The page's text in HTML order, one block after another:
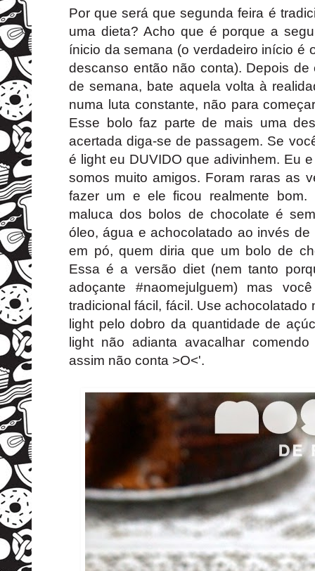
Por que será que segunda feira é
uma dieta? Acho que é porque a
ínicio da semana (o verdadeiro início é
descanso então não conta). Depois
de semana, bate aquela volta à
numa luta constante, não para
Esse bolo faz parte de mais uma
acertada diga-se de passagem. Se
é light eu DUVIDO que adivinhem. Eu
somos muito amigos. Foram raras as
fazer um e ele ficou realmente bom.
maluca dos bolos de chocolate é
óleo, água e achocolatado ao invés
em pó, quem diria que um bolo de
Essa é a versão diet (nem tanto
adoçante #naomejulguem) mas
tradicional fácil, fácil. Use achocolatado
light pelo dobro da quantidade de
light não adianta avacalhar
assim não conta >O<'.